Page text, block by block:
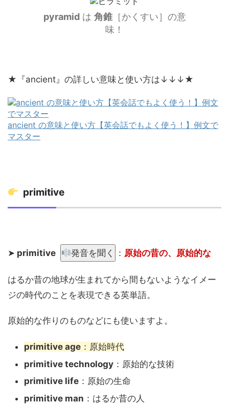
pyramidは 角錐［かくすい］の意
味！
★『ancient』の詳しい意味と使い方は↓↓↓★
ancient の意味と使い方【英会話でもよく使う！】例文で
マスター
primitive
➤ primitive 発音を聞く ： 原始の昔の、原始的な
はるか昔の地球が生まれてから間もないようなイメー
ジの時代のことを表現できる英単語。
原始的な作りのものなどにも使いますよ。
primitive age ：原始時代
primitive technology ：原始的な技術
primitive life ：原始の生命
primitive man ：はるか昔の人